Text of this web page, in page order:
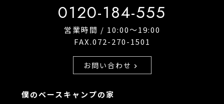
0120-184-555
営業時間 / 10:00〜19:00
FAX.072-270-1501
お問い合わせ chevron_right
僕のベースキャンプの家